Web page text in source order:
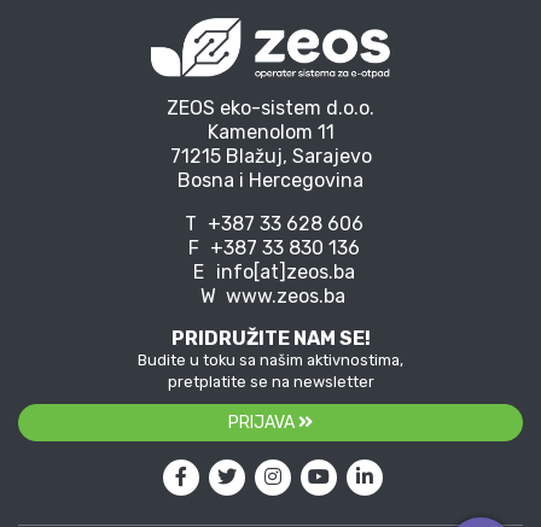
ZEOS eko-sistem d.o.o.
Kamenolom 11
71215 Blažuj, Sarajevo
Bosna i Hercegovina
T +387 33 628 606
F +387 33 830 136
E info[at]zeos.ba
W www.zeos.ba
PRIDRUŽITE NAM SE!
Budite u toku sa našim aktivnostima,
pretplatite se na newsletter
PRIJAVA